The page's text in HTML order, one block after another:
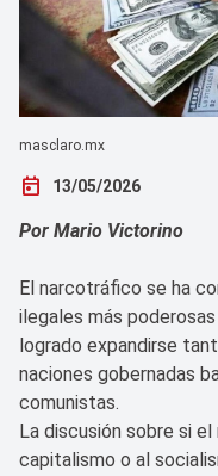
masclaro.mx
today 13/05/2026
Por Mario Victorino
El narcotráfico se ha
ilegales más
logrado expandirse
naciones gobernadas
comunistas.
La discusión sobre si
capitalismo o al